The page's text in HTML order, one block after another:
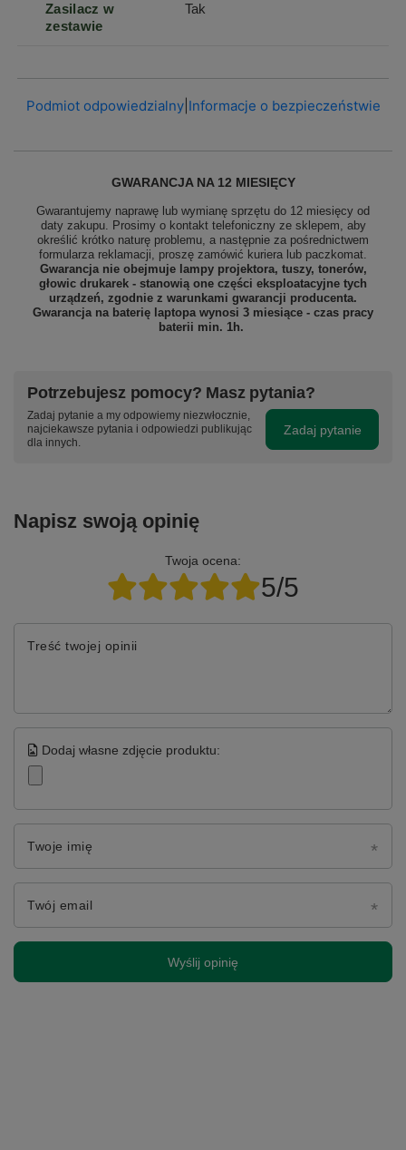
Zasilacz w
zestawie
Tak
Podmiot odpowiedzialny| Informacje o bezpieczeństwie
GWARANCJA NA 12 MIESIĘCY
Gwarantujemy naprawę lub wymianę sprzętu do 12 miesięcy od
daty zakupu. Prosimy o kontakt telefoniczny ze sklepem, aby
określić krótko naturę problemu, a następnie za pośrednictwem
formularza reklamacji, proszę zamówić kuriera lub paczkomat.
Gwarancja nie obejmuje lampy projektora, tuszy, tonerów,
głowic drukarek - stanowią one części eksploatacyjne tych
urządzeń, zgodnie z warunkami gwarancji producenta.
Gwarancja na baterię laptopa wynosi 3 miesiące - czas pracy
baterii min. 1h.
Potrzebujesz pomocy? Masz pytania?
Zadaj pytanie a my odpowiemy niezwłocznie,
najciekawsze pytania i odpowiedzi publikując
dla innych.
Zadaj pytanie
Napisz swoją opinię
Twoja ocena:
5/5
Treść twojej opinii
Dodaj własne zdjęcie produktu:
Twoje imię
Twój email
Wyślij opinię